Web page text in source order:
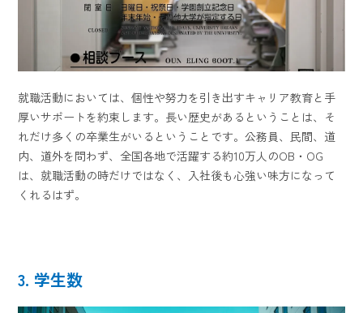
就職活動においては、個性や努力を引き出すキャリア教育と手
厚いサポートを約束します。長い歴史があるということは、そ
れだけ多くの卒業生がいるということです。公務員、民間、道
内、道外を問わず、全国各地で活躍する約10万人のOB・OG
は、就職活動の時だけではなく、入社後も心強い味方になって
くれるはず。
3. 学生数